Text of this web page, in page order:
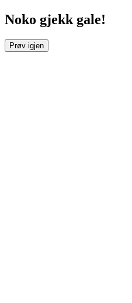
Noko gjekk gale!
Prøv igjen